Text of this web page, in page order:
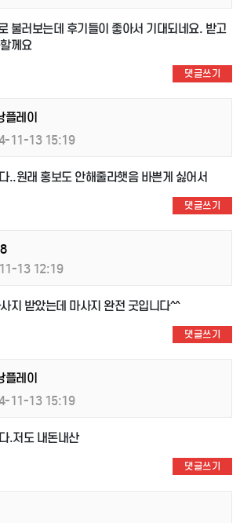
불러보는데 후기들이 좋아서 기대되네요. 받고
께요
댓글쓰기
플레이
11-13 15:19
..원래 홍보도 안해줄라햇음 바쁜게 싫어서
댓글쓰기
13 12:19
지 받았는데 마사지 완전 굿입니다^^
댓글쓰기
플레이
11-13 15:19
.저도 내돈내산
댓글쓰기